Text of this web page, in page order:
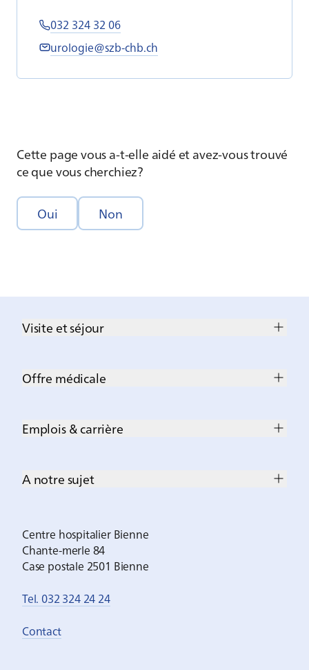
032 324 32 06
urologie@szb-chb.ch
Cette page vous a-t-elle aidé et avez-vous trouvé
ce que vous cherchiez?
Oui Non
Visite et séjour
Offre médicale
Emplois & carrière
A notre sujet
Centre hospitalier Bienne
Chante-merle 84
Case postale 2501 Bienne
Tel. 032 324 24 24
Contact